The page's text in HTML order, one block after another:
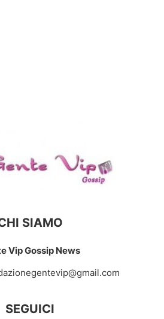
SIAMO
Vip Gossip News
SEGUICI